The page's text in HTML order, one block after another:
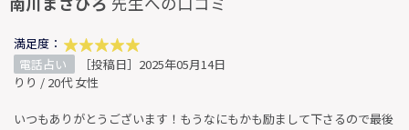
満足度：
電話占い
［投稿日］2025年05月14日
りり / 20代 女性
いつもありがとうございます！もうなにもかも励まして下さるので最後